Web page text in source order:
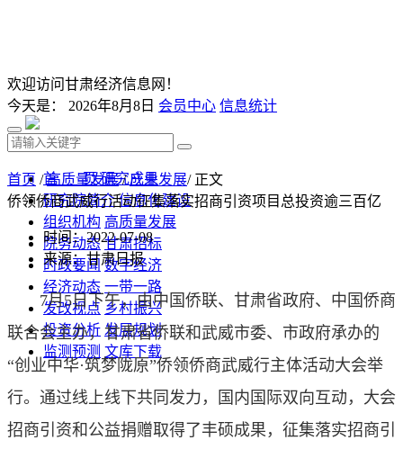
欢迎访问甘肃经济信息网！
今天是： 2026年8月8日 会员中心 信息统计
首 页 研究成果
研究院简介 信息化建设
组织机构 高质量发展
院务动态 甘肃招标
时政要闻 数字经济
经济动态 一带一路
发改视点 乡村振兴
投资分析 发展规划
监测预测 文库下载
首页 /高质量发展/产业发展/ 正文
侨领侨商武威行活动征集落实招商引资项目总投资逾三百亿
时间：2022-07-08
来源：甘肃日报
7月5日下午，由中国侨联、甘肃省政府、中国侨商
联合会主办，甘肃省侨联和武威市委、市政府承办的
“创业中华·筑梦陇原”侨领侨商武威行主体活动大会举
行。通过线上线下共同发力，国内国际双向互动，大会
招商引资和公益捐赠取得了丰硕成果，征集落实招商引